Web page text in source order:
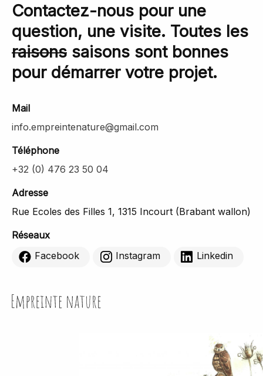
Contactez-nous pour une
question, une visite. Toutes les
raisons saisons sont bonnes
pour démarrer votre projet.
Mail
info.empreintenature@gmail.com
Téléphone
+32 (0) 476 23 50 04
Adresse
Rue Ecoles des Filles 1, 1315 Incourt (Brabant wallon)
Réseaux
Facebook
Instagram Linkedin
Empreinte Nature